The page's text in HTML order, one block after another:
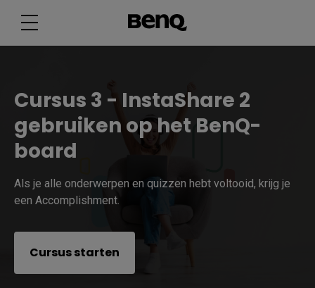
Cursus 3 - InstaShare 2
gebruiken op het BenQ-
board
Als je alle onderwerpen en quizzen hebt voltooid, krijg je
een Accomplishment.
Cursus starten